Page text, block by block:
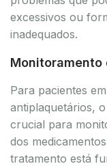
excessivos ou
inadequados.
Monitoramento
Para pacientes
antiplaquetários,
crucial para
dos
tratamento está